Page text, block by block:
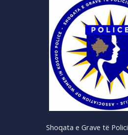
Shoqata e Grave të